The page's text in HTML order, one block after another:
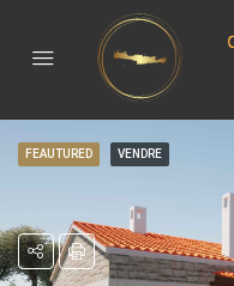
FEAUTURED VENDRE